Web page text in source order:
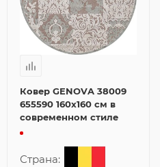
Ковер GENOVA 38009
655590 160x160 см в
современном стиле
Страна: